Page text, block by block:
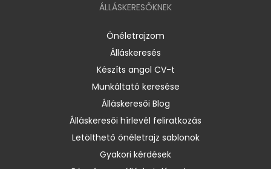
ÁLLÁSKERESŐKNEK
Önéletrajzom
Álláskeresés
Készíts angol CV-t
Munkáltató keresése
Álláskeresői Blog
Álláskeresői hírlevél feliratkozás
Letölthető önéletrajz sablonok
Gyakori kérdések